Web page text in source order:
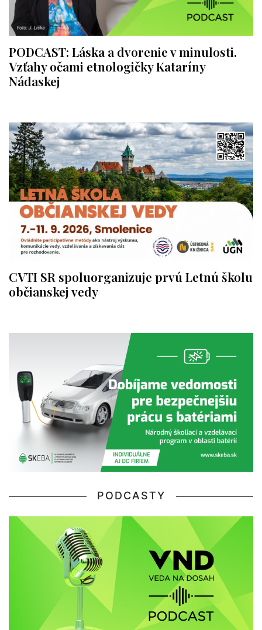
PODCAST: Láska a dvorenie v minulosti.
Vzťahy očami etnologičky Kataríny
Nádaskej
CVTI SR spoluorganizuje prvú Letnú školu
občianskej vedy
PODCASTY